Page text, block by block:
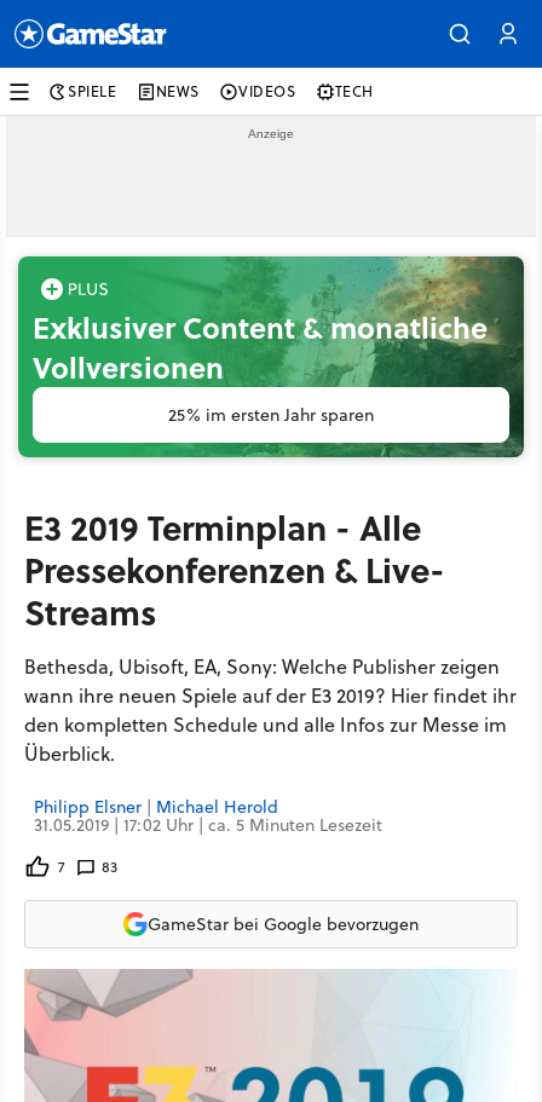
SPIELE NEWS VIDEOS TECH
Exklusiver Content & monatliche
Vollversionen
25% im ersten Jahr sparen
E3 2019 Terminplan - Alle
Pressekonferenzen & Live-
Streams
Bethesda, Ubisoft, EA, Sony: Welche Publisher zeigen
wann ihre neuen Spiele auf der E3 2019? Hier findet ihr
den kompletten Schedule und alle Infos zur Messe im
Überblick.
Philipp Elsner | Michael Herold
31.05.2019 | 17:02 Uhr | ca. 5 Minuten Lesezeit
7 83
GameStar bei Google bevorzugen